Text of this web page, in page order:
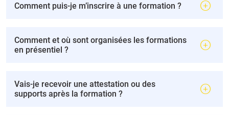
Comment puis-je m’inscrire à une formation ?
Comment et où sont organisées les formations
en présentiel ?
Vais-je recevoir une attestation ou des
supports après la formation ?